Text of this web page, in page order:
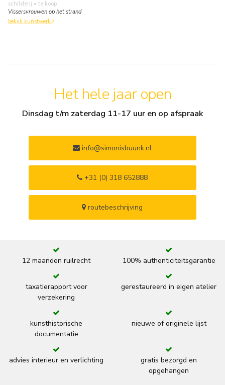
schilderij • te koop
Vissersvrouwen op het strand
bekijk kunstwerk
Het hele jaar open
Dinsdag t/m zaterdag 11-17 uur en op afspraak
info@simonisbuunk.nl
+31 (0) 318 652888
routebeschrijving
12 maanden ruilrecht 100% authenticiteitsgarantie
taxatierapport voor
verzekering
gerestaureerd in eigen atelier
kunsthistorische
documentatie
nieuwe of originele lijst
advies interieur en verlichting
gratis bezorgd en
opgehangen